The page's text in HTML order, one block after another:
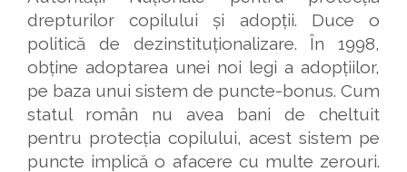
drepturilor copilului și adopții. Duce o
politică de dezinstituționalizare. În 1998,
obține adoptarea unei noi legi a adopțiilor,
pe baza unui sistem de puncte-bonus. Cum
statul român nu avea bani de cheltuit
pentru protecția copilului, acest sistem pe
puncte implică o afacere cu multe zerouri.